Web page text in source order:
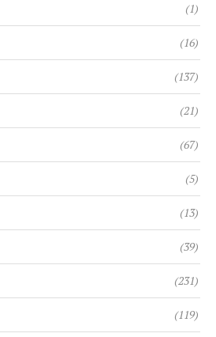
(1)
(16)
(137)
(21)
(67)
(5)
(13)
(39)
(231)
(119)